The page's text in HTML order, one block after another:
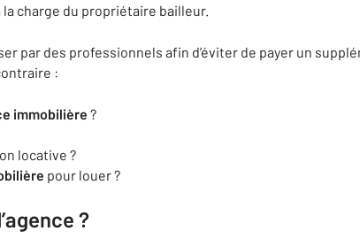
charge du propriétaire bailleur.
par des professionnels afin d’éviter de payer un
:
immobilière ?
locative ?
pour louer ?
?